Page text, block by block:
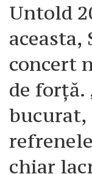
Untold
concert
de forță.
bucurat,
chiar